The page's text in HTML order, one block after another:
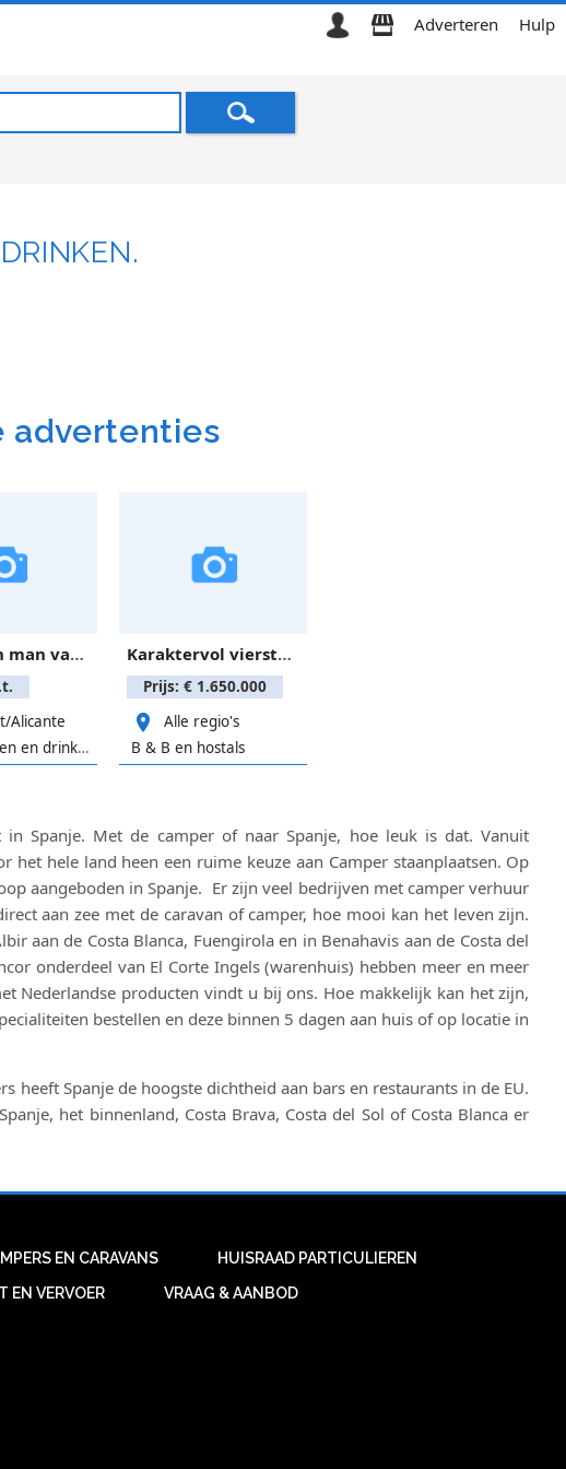
Adverteren Hulp
advertenties
Ik ben een man van 66 jaar,single en overwinter in Benidorm.
Alicante
Uitgaan, eten en drinken
Karaktervol viersterrenhotel in rustige omgeving.
Prijs: € 1.650.000
Alle regio's
B & B en hostals
Spanje. Met de camper of naar Spanje, hoe leuk is dat. Vanuit
hele land heen een ruime keuze aan Camper staanplaatsen. Op
aangeboden in Spanje. Er zijn veel bedrijven met camper verhuur
aan zee met de caravan of camper, hoe mooi kan het leven zijn.
aan de Costa Blanca, Fuengirola en in Benahavis aan de Costa del
onderdeel van El Corte Ingels (warenhuis) hebben meer en meer
Nederlandse producten vindt u bij ons. Hoe makkelijk kan het zijn,
bestellen en deze binnen 5 dagen aan huis of op locatie in
heeft Spanje de hoogste dichtheid aan bars en restaurants in de EU.
het binnenland, Costa Brava, Costa del Sol of Costa Blanca er
EN CARAVANS
HUISRAAD PARTICULIEREN
EN VERVOER VRAAG & AANBOD